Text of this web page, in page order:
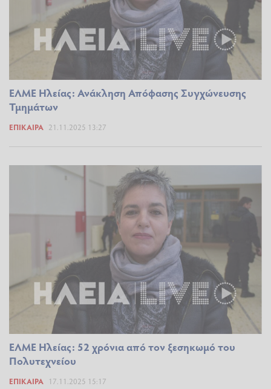
ΕΛΜΕ Ηλείας: Ανάκληση Απόφασης Συγχώνευσης
Τμημάτων
ΕΠΊΚΑΙΡΑ 21.11.2025 13:27
ΕΛΜΕ Ηλείας: 52 χρόνια από τον ξεσηκωμό του
Πολυτεχνείου
ΕΠΊΚΑΙΡΑ 17.11.2025 15:17